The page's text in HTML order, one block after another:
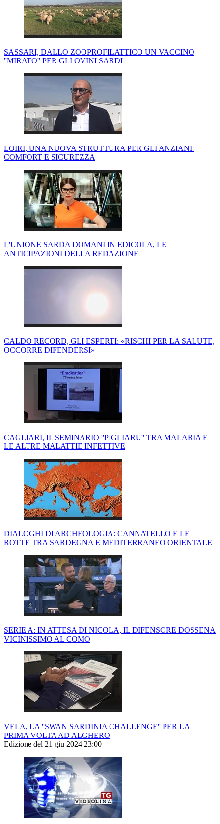
SASSARI, DALLO ZOOPROFILATTICO UN VACCINO
''MIRATO'' PER GLI OVINI SARDI
LOIRI, UNA NUOVA STRUTTURA PER GLI ANZIANI:
COMFORT E SICUREZZA
L'UNIONE SARDA DOMANI IN EDICOLA, LE
ANTICIPAZIONI DELLA REDAZIONE
CALDO RECORD, GLI ESPERTI: «RISCHI PER LA SALUTE,
OCCORRE DIFENDERSI»
CAGLIARI, IL SEMINARIO ''PIGLIARU'' TRA MALARIA E
LE ALTRE MALATTIE INFETTIVE
DIALOGHI DI ARCHEOLOGIA: CANNATELLO E LE
ROTTE TRA SARDEGNA E MEDITERRANEO ORIENTALE
SERIE A: IN ATTESA DI NICOLA, IL DIFENSORE DOSSENA
VICINISSIMO AL COMO
VELA, LA ''SWAN SARDINIA CHALLENGE'' PER LA
PRIMA VOLTA AD ALGHERO
Edizione del 21 giu 2024 23:00